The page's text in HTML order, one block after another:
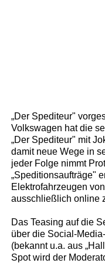
„Der Spediteur"
Volkswagen hat die
„Der Spediteur" mit
damit neue Wege in
jeder Folge nimmt
„Speditionsaufträge"
Elektrofahrzeugen
ausschließlich online
Das Teasing auf die
über die Social-
(bekannt u.a. aus
Spot wird der